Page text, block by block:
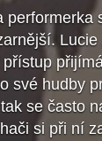
Lucie
své hudby
se často
si při ní